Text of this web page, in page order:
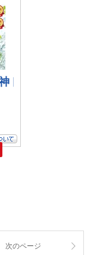
次のページ